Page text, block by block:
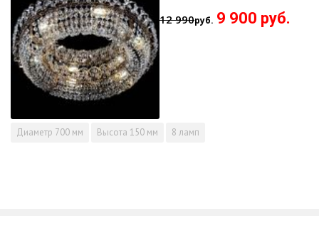
12 990руб. 9 900 руб.
Диаметр 700 мм Высота 150 мм 8 ламп